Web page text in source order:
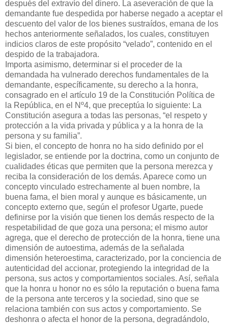
después del extravío del dinero. La aseveración de que la
demandante fue despedida por haberse negado a aceptar el
descuento del valor de los bienes sustraídos, emana de los
hechos anteriormente señalados, los cuales, constituyen
indicios claros de este propósito “velado”, contenido en el
despido de la trabajadora.
Importa asimismo, determinar si el proceder de la
demandada ha vulnerado derechos fundamentales de la
demandante, específicamente, su derecho a la honra,
consagrado en el artículo 19 de la Constitución Política de
la República, en el Nº4, que preceptúa lo siguiente: La
Constitución asegura a todas las personas, “el respeto y
protección a la vida privada y pública y a la honra de la
persona y su familia”.
Si bien, el concepto de honra no ha sido definido por el
legislador, se entiende por la doctrina, como un conjunto de
cualidades éticas que permiten que la persona merezca y
reciba la consideración de los demás. Aparece como un
concepto vinculado estrechamente al buen nombre, la
buena fama, el bien moral y aunque es básicamente, un
concepto externo que, según el profesor Ugarte, puede
definirse por la visión que tienen los demás respecto de la
respetabilidad de que goza una persona; el mismo autor
agrega, que el derecho de protección de la honra, tiene una
dimensión de autoestima, además de la señalada
dimensión heteroestima, caracterizado, por la conciencia de
autenticidad del accionar, protegiendo la integridad de la
persona, sus actos y comportamientos sociales. Así, señala
que la honra u honor no es sólo la reputación o buena fama
de la persona ante terceros y la sociedad, sino que se
relaciona también con sus actos y comportamiento. Se
deshonra o afecta el honor de la persona, degradándolo,